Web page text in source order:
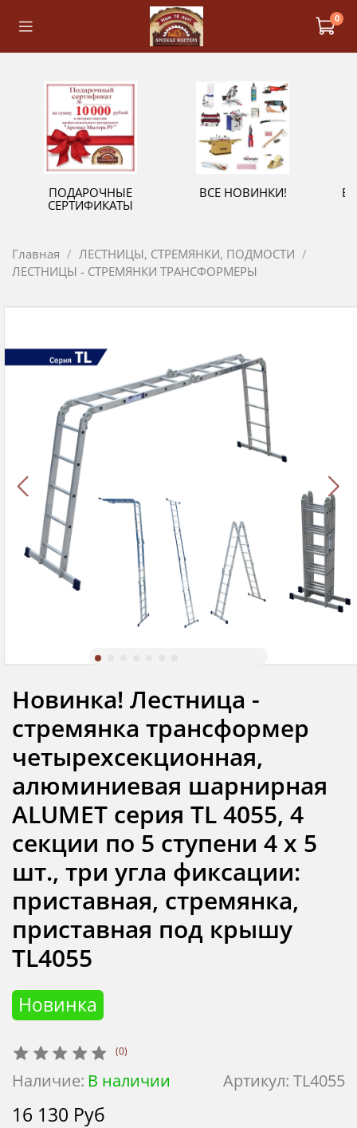
0
ПОДАРОЧНЫЕ
СЕРТИФИКАТЫ
ВСЕ НОВИНКИ!
Главная
ЛЕСТНИЦЫ, СТРЕМЯНКИ, ПОДМОСТИ
ЛЕСТНИЦЫ - СТРЕМЯНКИ ТРАНСФОРМЕРЫ
(0)
Артикул: ТL4055
Наличие: В наличии
Новинка
Новинка! Лестница -
стремянка трансформер
четырехсекционная,
алюминиевая шарнирная
ALUMET серия TL 4055, 4
секции по 5 ступени 4 х 5
шт., три угла фиксации:
приставная, стремянка,
приставная под крышу
TL4055
16 130 Руб